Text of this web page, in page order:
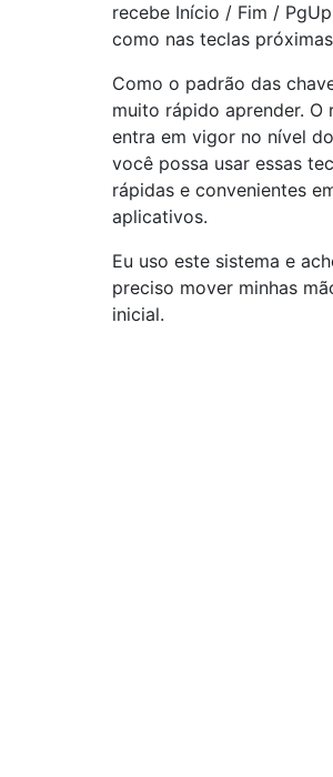
recebe Início / Fim /
como nas teclas
Como o padrão das
muito rápido aprender. O
entra em vigor no nível
você possa usar essas
rápidas e convenientes
aplicativos.
Eu uso este sistema e
preciso mover minhas
inicial.